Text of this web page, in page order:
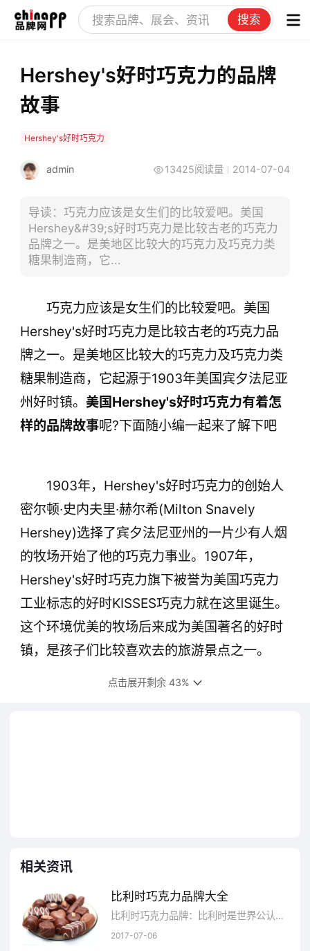
搜索
Hershey's好时巧克力的品牌
故事
Hershey's好时巧克力
admin 13425阅读量 2014-07-04
导读：巧克力应该是女生们的比较爱吧。美国
Hershey&#39;s好时巧克力是比较古老的巧克力
品牌之一。是美地区比较大的巧克力及巧克力类
糖果制造商，它...
巧克力应该是女生们的比较爱吧。美国
Hershey's好时巧克力是比较古老的巧克力品
牌之一。是美地区比较大的巧克力及巧克力类
糖果制造商，它起源于1903年美国宾夕法尼亚
州好时镇。 美国Hershey's好时巧克力有着怎
样的品牌故事呢?下面随小编一起来了解下吧
1903年，Hershey's好时巧克力的创始人
密尔顿·史内夫里·赫尔希(Milton Snavely
Hershey)选择了宾夕法尼亚州的一片少有人烟
的牧场开始了他的巧克力事业。1907年，
Hershey's好时巧克力旗下被誉为美国巧克力
工业标志的好时KISSES巧克力就在这里诞生。
这个环境优美的牧场后来成为美国著名的好时
镇，是孩子们比较喜欢去的旅游景点之一。
好时镇的巧克力风情不仅体现在无处不在
的细节。只要你走在好时镇上，与好时或巧克
力相关的事物总是让你目不暇接。比较典型的
就是“巧克力大道”(CHOCOLATE AVENUE)
点击展开剩余 43%
相关资讯
比利时巧克力品牌大全
比利时巧克力品牌：比利时是世界公认的巧克力王国，可见其巧克力品牌在国际的知名度，如果各位有机会去比利时，一定要尝尝那里不同寻常的巧克力。
2017-07-06